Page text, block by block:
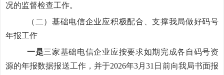
况的监督检查工作。
（二）基础电信企业应积极配合、支撑我局做好码号
年报工作
一是三家基础电信企业应按要求如期完成各自码号资
源的年报数据报送工作，并于2026年3月31 日前向我局书面报